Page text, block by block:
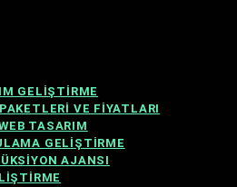
GELIŞTIRME
VE FIYATLARI
TASARIM
GELIŞTIRME
AJANSI